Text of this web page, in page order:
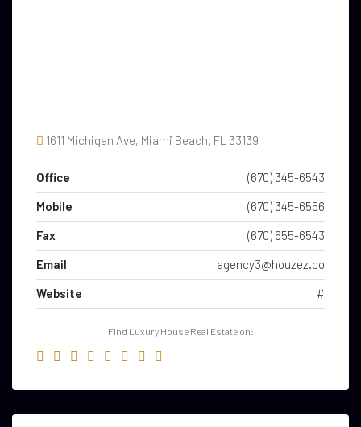
1611 Michigan Ave, Miami Beach, FL 33139
Office
(670) 345-6543
Mobile
(670) 345-6556
Fax
(670) 655-6543
Email
agency3@houzez.co
Website
#
Find Luxury House Real Estate on: